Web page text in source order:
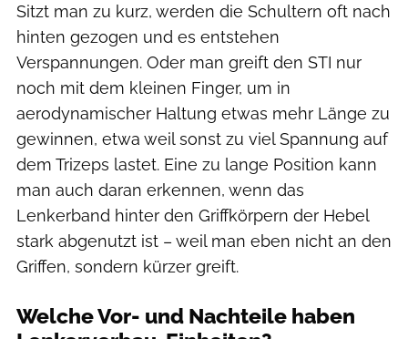
Sitzt man zu kurz, werden die Schultern oft nach
hinten gezogen und es entstehen
Verspannungen. Oder man greift den STI nur
noch mit dem kleinen Finger, um in
aerodynamischer Haltung etwas mehr Länge zu
gewinnen, etwa weil sonst zu viel Spannung auf
dem Trizeps lastet. Eine zu lange Position kann
man auch daran erkennen, wenn das
Lenkerband hinter den Griffkörpern der Hebel
stark abgenutzt ist – weil man eben nicht an den
Griffen, sondern kürzer greift.
Welche Vor- und Nachteile haben